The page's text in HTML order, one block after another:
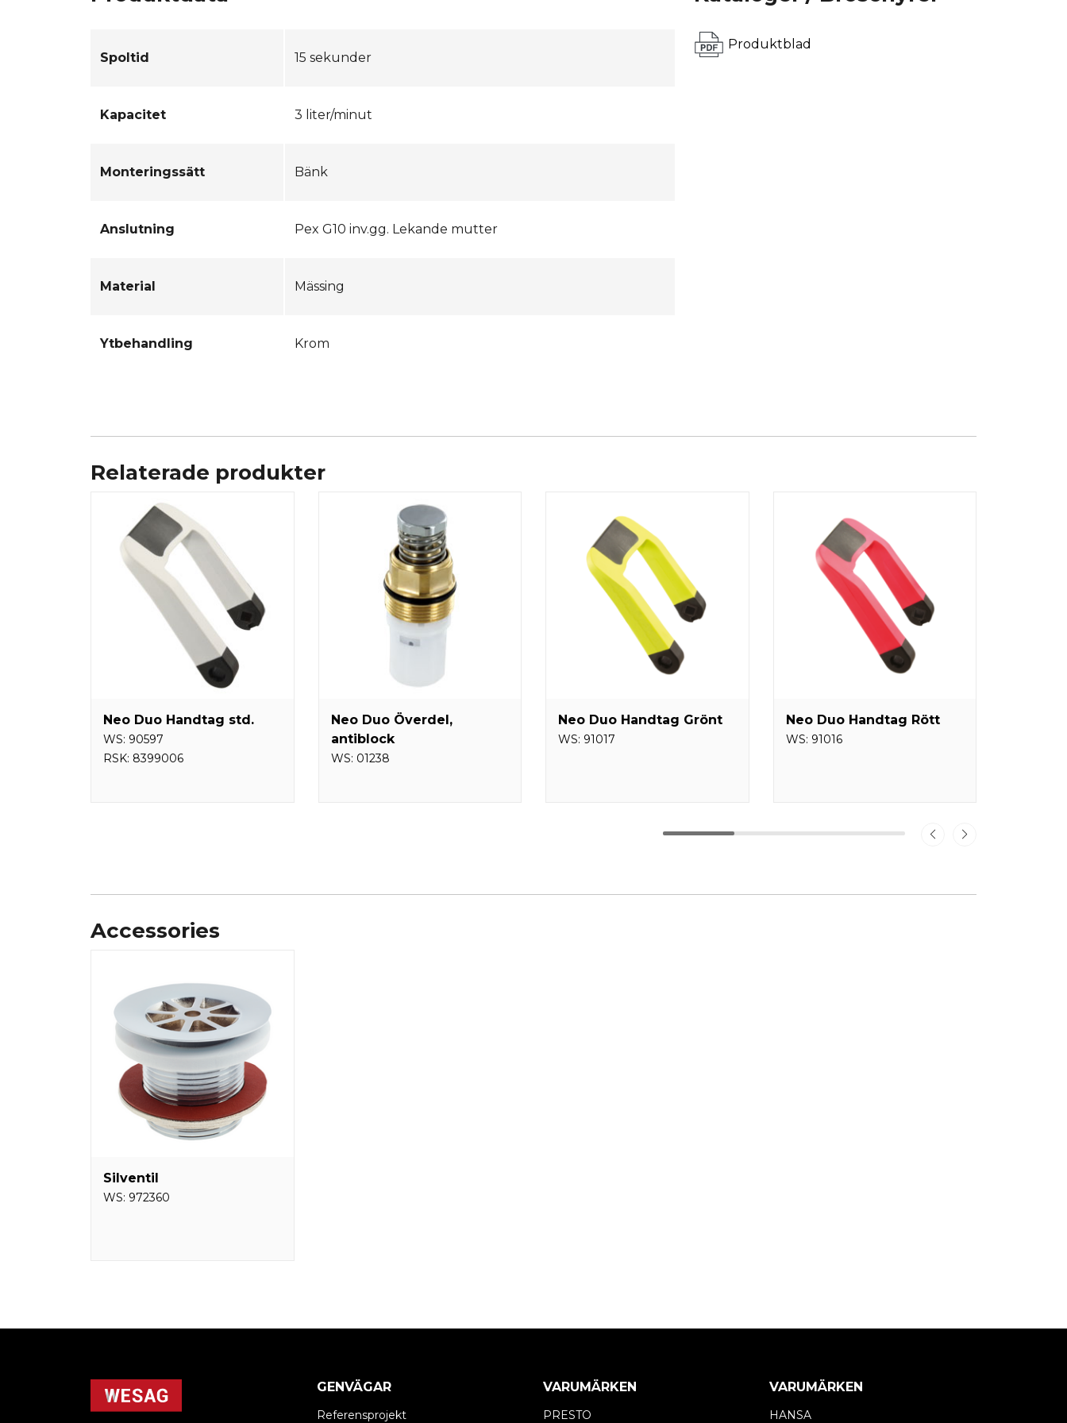
Spoltid 15 sekunder
Kapacitet 3 liter/minut
Monteringssätt Bänk
Anslutning Pex G10 inv.gg. Lekande mutter
Material Mässing
Ytbehandling Krom
Produktblad
Relaterade produkter
Neo Duo Handtag std.
WS: 90597
RSK: 8399006
Neo Duo Överdel,
antiblock
WS: 01238
Neo Duo Handtag Grönt
WS: 91017
Neo Duo Handtag Rött
WS: 91016
Accessories
Silventil
WS: 972360
GENVÄGAR
Referensprojekt
VARUMÄRKEN
PRESTO
VARUMÄRKEN
HANSA